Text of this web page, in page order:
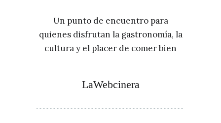
Un punto de encuentro para
quienes disfrutan la gastronomía, la
cultura y el placer de comer bien
LaWebcinera